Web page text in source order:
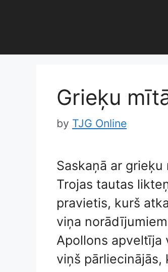
Grieķu
by TJG Online
Saskaņā ar
Trojas tautas
pravietis, kurš
viņa
Apollons apveltīja
viņš pārliecinājās,